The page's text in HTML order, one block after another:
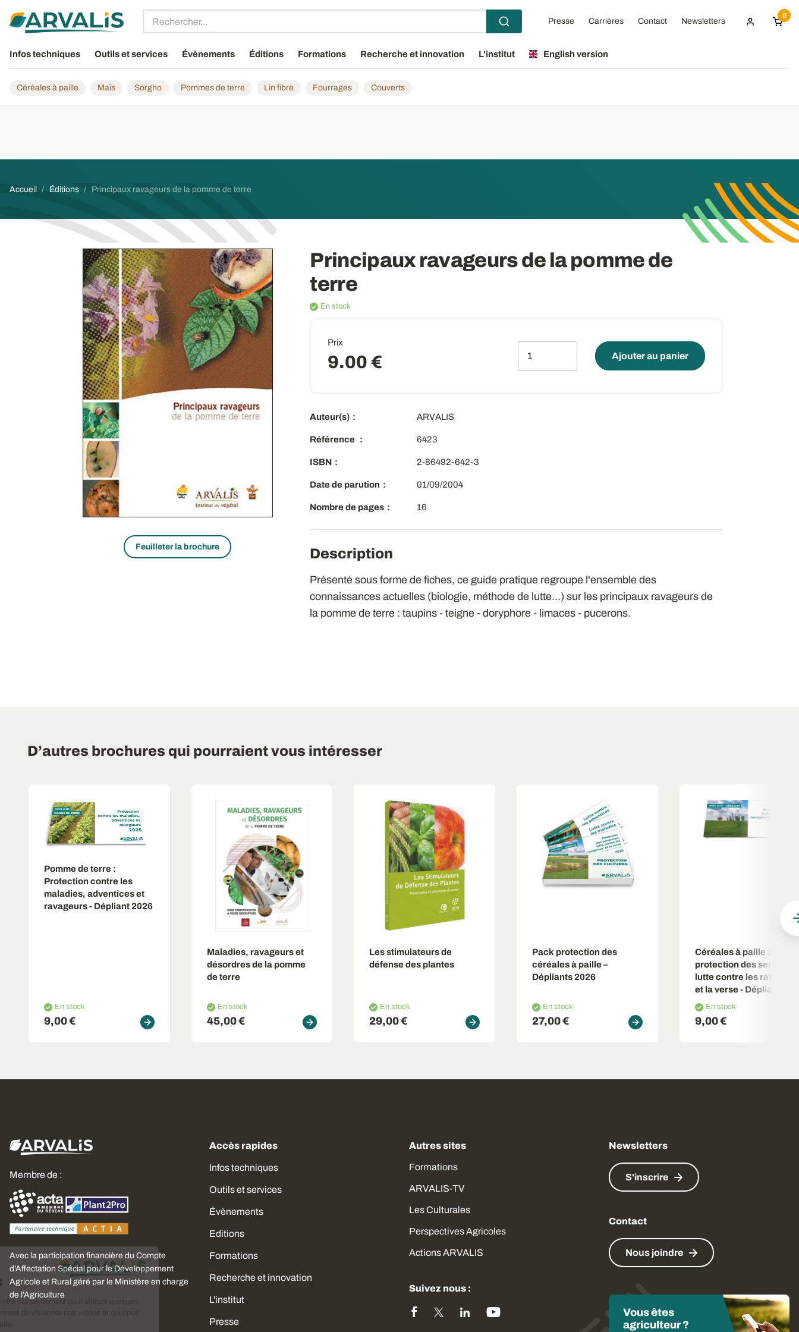
Choisissez
vos cookies
Nous avons besoin de votre consentement pour utiliser quelques
Presse Carrières Contact Newsletters
0
Infos techniques Outils et services Évènements Éditions Formations Recherche et innovation L'institut English version
Céréales à paille Maïs Sorgho Pommes de terre Lin fibre Fourrages Couverts
Fil d'Ariane
Accueil Éditions Principaux ravageurs de la pomme de terre
Feuilleter la brochure
Principaux ravageurs de la pomme de
terre
En stock
Prix
9.00 € Ajouter au panier
Auteur(s) ARVALIS
Référence 6423
ISBN 2-86492-642-3
Date de parution 01/09/2004
Nombre de pages 16
Description
Présenté sous forme de fiches, ce guide pratique regroupe l'ensemble des
connaissances actuelles (biologie, méthode de lutte...) sur les principaux ravageurs de
la pomme de terre : taupins - teigne - doryphore - limaces - pucerons.
D’autres brochures qui pourraient vous intéresser
Pomme de terre :
Protection contre les
maladies, adventices et
ravageurs - Dépliant 2026
En stock
9,00 €
Maladies, ravageurs et
désordres de la pomme
de terre
En stock
45,00 €
Les stimulateurs de
défense des plantes
En stock
29,00 €
Pack protection des
céréales à paille –
Dépliants 2026
En stock
27,00 €
Céréales à paille :
protection des
lutte contre les
et la verse - Dépliant
En stock
9,00 €
Membre de :
Avec la participation financière du Compte
d’Affectation Spécial pour le Développement
Agricole et Rural géré par le Ministère en charge
de l’Agriculture
Accès rapides
Infos techniques
Outils et services
Évènements
Editions
Formations
Recherche et innovation
L'institut
Presse
Autres sites
Formations
ARVALIS-TV
Les Culturales
Perspectives Agricoles
Actions ARVALIS
Suivez nous :
Newsletters
S'inscrire
Contact
Nous joindre
Vous êtes
agriculteur ?